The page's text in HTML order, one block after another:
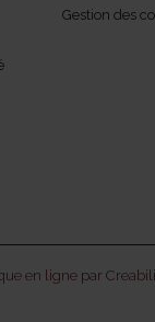
Gestion des
en ligne par